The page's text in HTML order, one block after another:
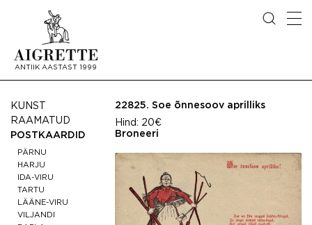
ANTIIK AASTAST 1999
KUNST
RAAMATUD
POSTKAARDID
PÄRNU
HARJU
IDA-VIRU
TARTU
LÄÄNE-VIRU
VILJANDI
22825. Soe õnnesoov aprilliks
Hind: 20€
Broneeri